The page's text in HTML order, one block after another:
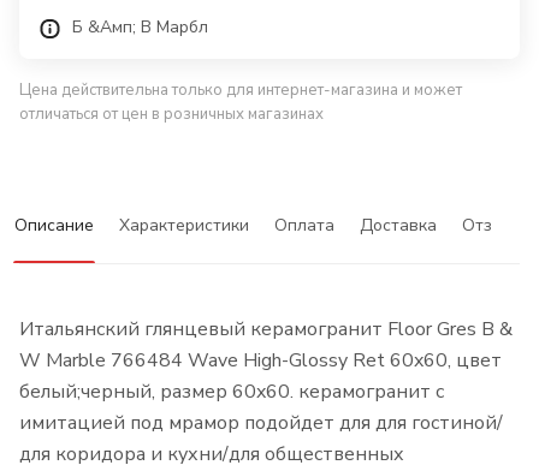
Б &Амп; В Марбл
Цена действительна только для интернет-магазина и может
отличаться от цен в розничных магазинах
Описание Характеристики Оплата Доставка Отзывы
Итальянский глянцевый керамогранит Floor Gres B &
W Marble 766484 Wave High-Glossy Ret 60x60, цвет
белый;черный, размер 60x60. керамогранит с
имитацией под мрамор подойдет для для гостиной/
для коридора и кухни/для общественных